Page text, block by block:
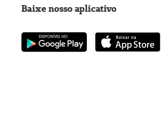
Baixe nosso aplicativo